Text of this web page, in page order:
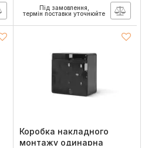
Під замовлення,
термін поставки уточнюйте
Коробка накладного
монтажу одинарна